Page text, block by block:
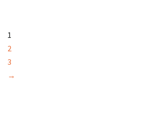
1
2
3
→